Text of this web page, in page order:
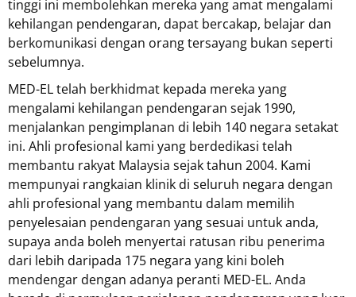
tinggi ini membolehkan mereka yang amat mengalami
kehilangan pendengaran, dapat bercakap, belajar dan
berkomunikasi dengan orang tersayang bukan seperti
sebelumnya.
MED-EL telah berkhidmat kepada mereka yang
mengalami kehilangan pendengaran sejak 1990,
menjalankan pengimplanan di lebih 140 negara setakat
ini. Ahli profesional kami yang berdedikasi telah
membantu rakyat Malaysia sejak tahun 2004. Kami
mempunyai rangkaian klinik di seluruh negara dengan
ahli profesional yang membantu dalam memilih
penyelesaian pendengaran yang sesuai untuk anda,
supaya anda boleh menyertai ratusan ribu penerima
dari lebih daripada 175 negara yang kini boleh
mendengar dengan adanya peranti MED-EL. Anda